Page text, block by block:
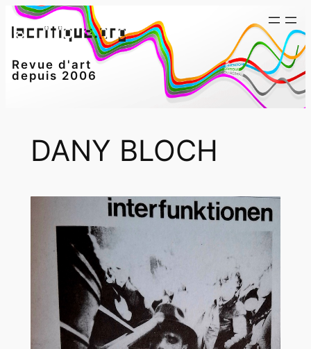
Aller
au
Revue d'art
depuis 2006
DANY BLOCH